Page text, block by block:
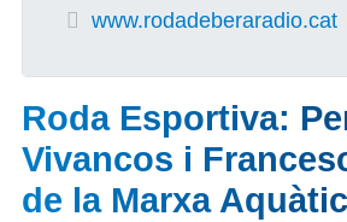
www.rodadeberaradio.cat
Roda Esportiva:
Vivancos i
de la Marxa